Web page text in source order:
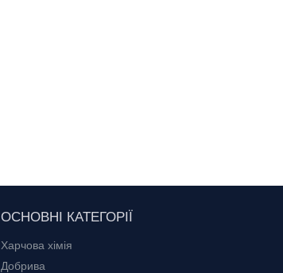
ОСНОВНІ КАТЕГОРІЇ
Харчова хімія
Добрива